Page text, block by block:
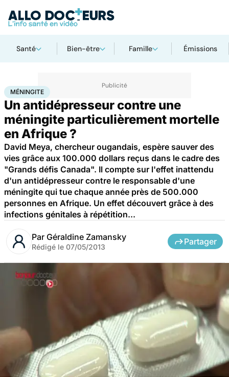
Santé Bien-être Famille Émissions
AccueilSanté Méningite
MÉNINGITE
Un antidépresseur contre une
méningite particulièrement mortelle
en Afrique ?
David Meya, chercheur ougandais, espère sauver des
vies grâce aux 100.000 dollars reçus dans le cadre des
"Grands défis Canada". Il compte sur l'effet inattendu
d'un antidépresseur contre le responsable d'une
méningite qui tue chaque année près de 500.000
personnes en Afrique. Un effet découvert grâce à des
infections génitales à répétition...
Par Géraldine Zamansky
Rédigé le 07/05/2013
Partager